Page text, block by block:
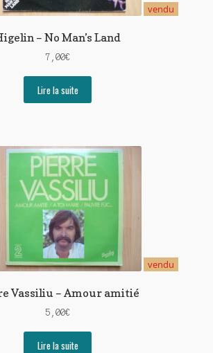
vendu
– No Man’s Land
7,00€
Lire la suite
vendu
Vassiliu – Amour amitié
5,00€
Lire la suite